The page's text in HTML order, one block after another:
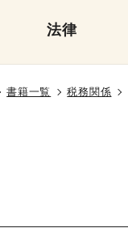
法律
書籍一覧 税務関係